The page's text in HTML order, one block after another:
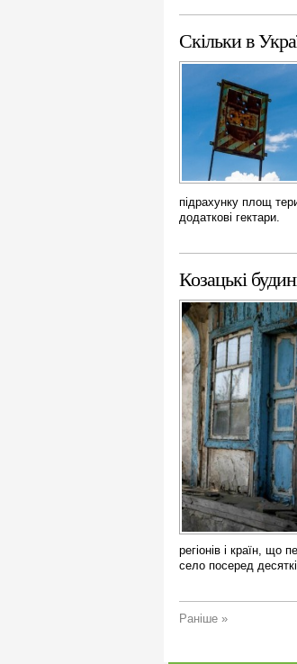
Скільки в
підрахунку площ
додаткові гектари.
Козацькі
регіонів і країн, що
село посеред
Раніше »